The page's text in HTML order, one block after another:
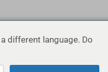
different language. Do